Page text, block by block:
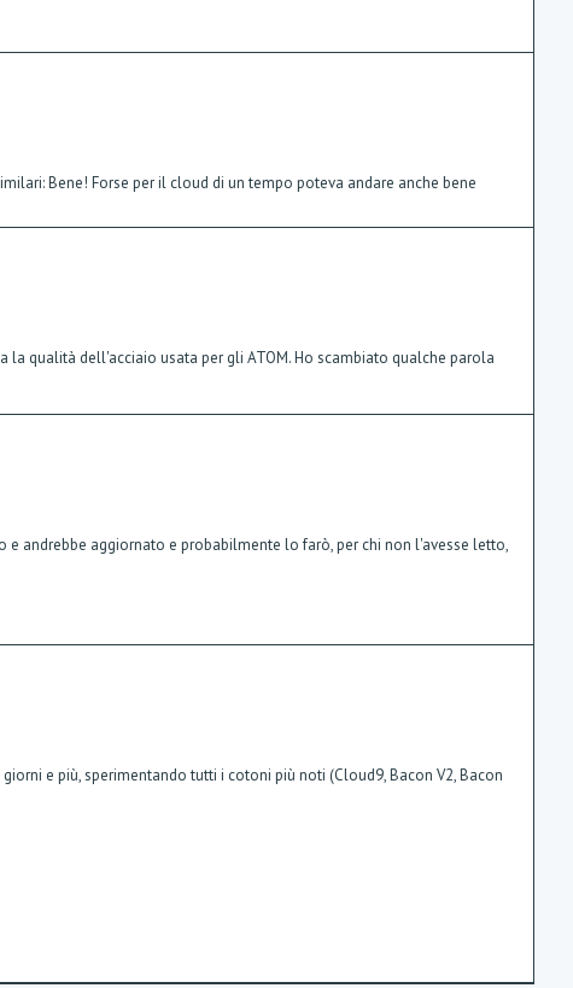
Bene! Forse per il cloud di un tempo poteva andare anche bene
qualità dell'acciaio usata per gli ATOM. Ho scambiato qualche parola
andrebbe aggiornato e probabilmente lo farò, per chi non l'avesse letto,
e più, sperimentando tutti i cotoni più noti (Cloud9, Bacon V2, Bacon